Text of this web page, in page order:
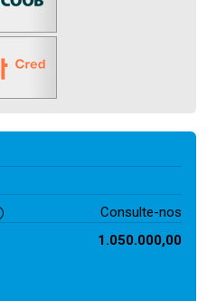
Consulte-nos
1.050.000,00